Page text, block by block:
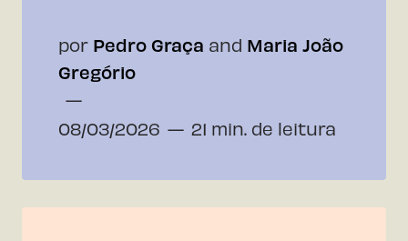
por Pedro Graça and Maria João
Gregório
08/03/2026 21 min. de leitura